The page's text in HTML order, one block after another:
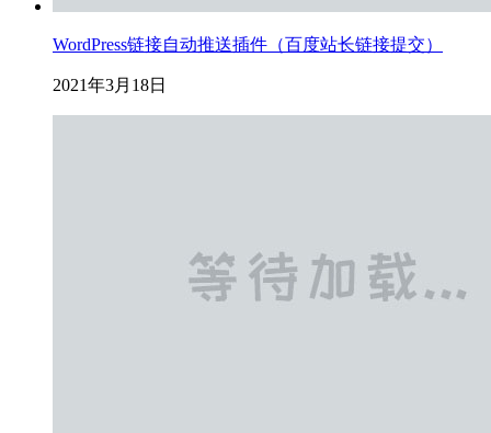
WordPress链接自动推送插件（百度站长链接提交）
2021年3月18日